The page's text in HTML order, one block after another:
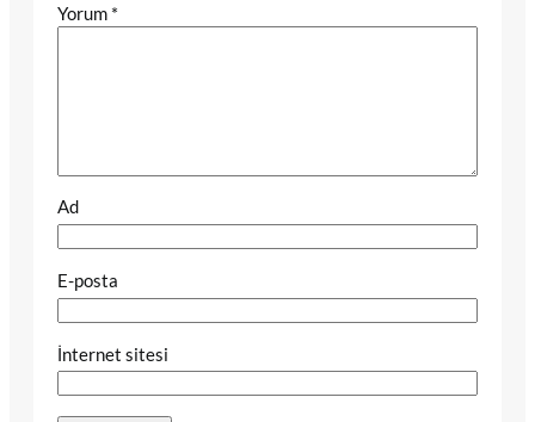
Yorum *
Ad
E-posta
İnternet sitesi